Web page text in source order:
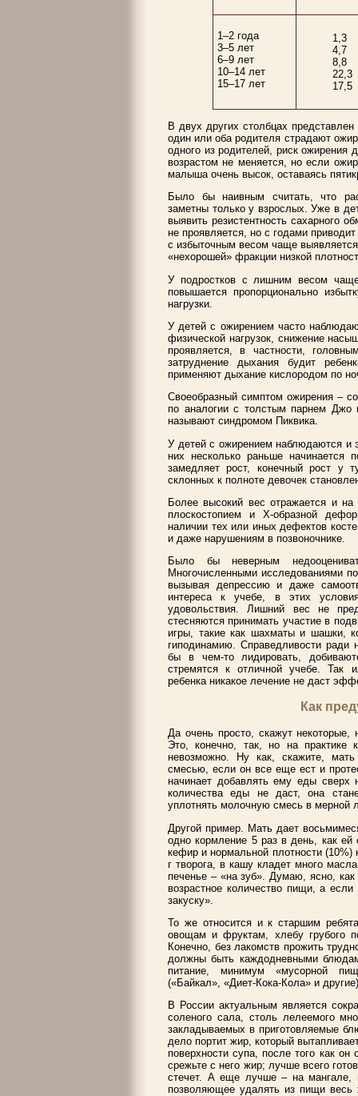
1–2 года
3–5 лет
6–9 лет
10–14 лет
15–17 лет
1,3
4,7
8,8
22,3
17,5
В двух других столбцах
один или оба родителя страдают
одного из родителей, риск ожирения
возрастом не меняется, но если
малыша очень высок, оставаясь
Было бы наивным считать, что
заметны только у взрослых. Уже в
выявить резистентность сахарного
не проявляется, но с годами
с избыточным весом чаще
«нехорошей» фракции низкой
У подростков с лишним весом
повышается пропорционально
нагрузки.
У детей с ожирением часто
физической нагрузок, снижение
проявляется, в частности,
затруднение дыхания будит
применяют дыхание кислородом по
Своеобразный симптом ожирения –
по аналогии с толстым парнем Джо
называют синдромом Пиквика.
У детей с ожирением наблюдаются и
них несколько раньше начинается
замедляет рост, конечный рост у
склонных к полноте девочек
Более высокий вес отражается и
плоскостопием и Х-образной
наличии тех или иных дефектов
и даже нарушениям в позвоночнике.
Было бы неверным
Многочисленными исследованиями
вызывая депрессию и даже
интереса к учебе, в этих
удовольствия. Лишний вес не
стесняются принимать участие в
игры, такие как шахматы и шашки,
гиподинамию. Справедливости ради
бы в чем-то лидировать,
стремятся к отличной учебе. Так
ребенка никакое лечение не даст
Как
Да очень просто, скажут
Это, конечно, так, но на практике
невозможно. Ну как, скажите,
смесью, если он все еще ест и
начинает добавлять ему еды сверх
количества еды не даст, она
уплотнять молочную смесь в мерной
Другой пример. Мать дает
одно кормление 5 раз в день, как ей
кефир и нормальной плотности
г творога, в кашу кладет много
печенье – «на зуб». Думаю, ясно, как
возрастное количество пищи, а
закуску».
То же относится и к старшим
овощам и фруктам, хлебу грубого
Конечно, без лакомств прожить
должны быть каждодневными
питание, минимум «мусорной
(«Байкал», «Диет-Кока-Кола» и
В России актуальным является
соленого сала, столь лелеемого
закладываемых в приготовляемые
дело портит жир, который
поверхности супа, после того как
срежьте с него жир; лучше всего
стечет. А еще лучше – на мангале,
позволяющее удалять из пищи